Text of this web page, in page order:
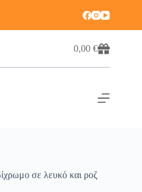
0,00€
σε λευκό και ροζ